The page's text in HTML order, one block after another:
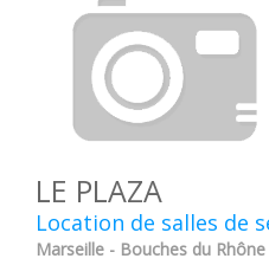
LE PLAZA
Location de salles de
Marseille - Bouches du